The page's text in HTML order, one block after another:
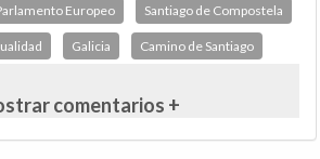
Europeo Santiago de Compostela
Galicia Camino de Santiago
comentarios +